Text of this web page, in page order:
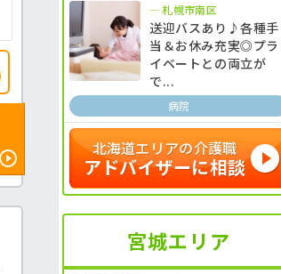
札幌市南区
送迎バスあり♪各種手
当＆お休み充実◎プラ
イベートとの両立が
で...
病院
北海道エリアの介護職
アドバイザーに相談
宮城エリア